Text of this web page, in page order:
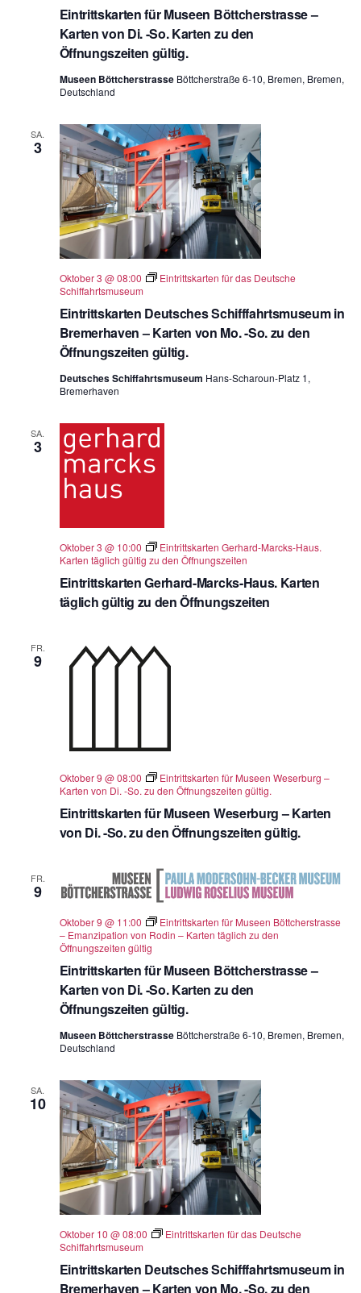
Eintrittskarten für Museen Böttcherstrasse –
Karten von Di. -So. Karten zu den
Öffnungszeiten gültig.
Museen Böttcherstrasse Böttcherstraße 6-10, Bremen, Bremen,
Deutschland
SA.
3
Eintrittskarten Deutsches Schifffahrtsmuseum in
Bremerhaven – Karten von Mo. -So. zu den
Öffnungszeiten gültig.
Oktober 3 @ 08:00
Eintrittskarten für das Deutsche
Schiffahrtsmuseum
Deutsches Schiffahrtsmuseum Hans-Scharoun-Platz 1,
Bremerhaven
SA.
3
Eintrittskarten Gerhard-Marcks-Haus. Karten
täglich gültig zu den Öffnungszeiten
Oktober 3 @ 10:00
Eintrittskarten Gerhard-Marcks-Haus.
Karten täglich gültig zu den Öffnungszeiten
FR.
9
Eintrittskarten für Museen Weserburg – Karten
von Di. -So. zu den Öffnungszeiten gültig.
Oktober 9 @ 08:00
Eintrittskarten für Museen Weserburg –
Karten von Di. -So. zu den Öffnungszeiten gültig.
FR.
9
Eintrittskarten für Museen Böttcherstrasse –
Karten von Di. -So. Karten zu den
Öffnungszeiten gültig.
Oktober 9 @ 11:00
Eintrittskarten für Museen Böttcherstrasse
– Emanzipation von Rodin – Karten täglich zu den
Öffnungszeiten gültig
Museen Böttcherstrasse Böttcherstraße 6-10, Bremen, Bremen,
Deutschland
SA.
10
Eintrittskarten Deutsches Schifffahrtsmuseum in
Bremerhaven – Karten von Mo. -So. zu den
Oktober 10 @ 08:00
Eintrittskarten für das Deutsche
Schiffahrtsmuseum